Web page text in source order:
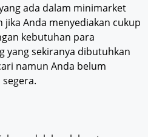
ada dalam minimarket
jika Anda menyediakan cukup
kebutuhan para
yang sekiranya dibutuhkan
namun Anda belum